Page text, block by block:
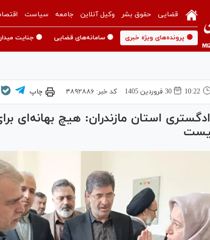
قضایی حقوق بشر وکیل آنلاین جامعه سیاست
🟡 پرونده‌های ویژه خبری 🟡 سامانه‌های قضایی 🟡 جنایت
10:22 30 فروردين 1405 کد خبر:۴۸۹۲۸۸۶ چاپ
استان مازندران: هیچ بهانه‌ای